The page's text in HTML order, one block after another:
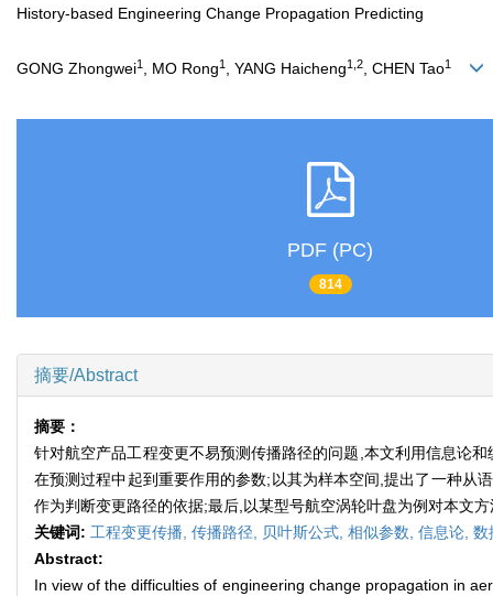
History-based Engineering Change Propagation Predicting
GONG Zhongwei1 , MO Rong1 , YANG Haicheng1,2 , CHEN Tao1
PDF (PC)
814
摘要/Abstract
摘要：
针对航空产品工程变更不易预测传播路径的问题,本文利用信息论
在预测过程中起到重要作用的参数;以其为样本空间,提出了一种从
作为判断变更路径的依据;最后,以某型号航空涡轮叶盘为例对本文
关键词: 工程变更传播, 传播路径, 贝叶斯公式, 相似参数, 信息论, 数
Abstract:
In view of the difficulties of engineering change propagation in